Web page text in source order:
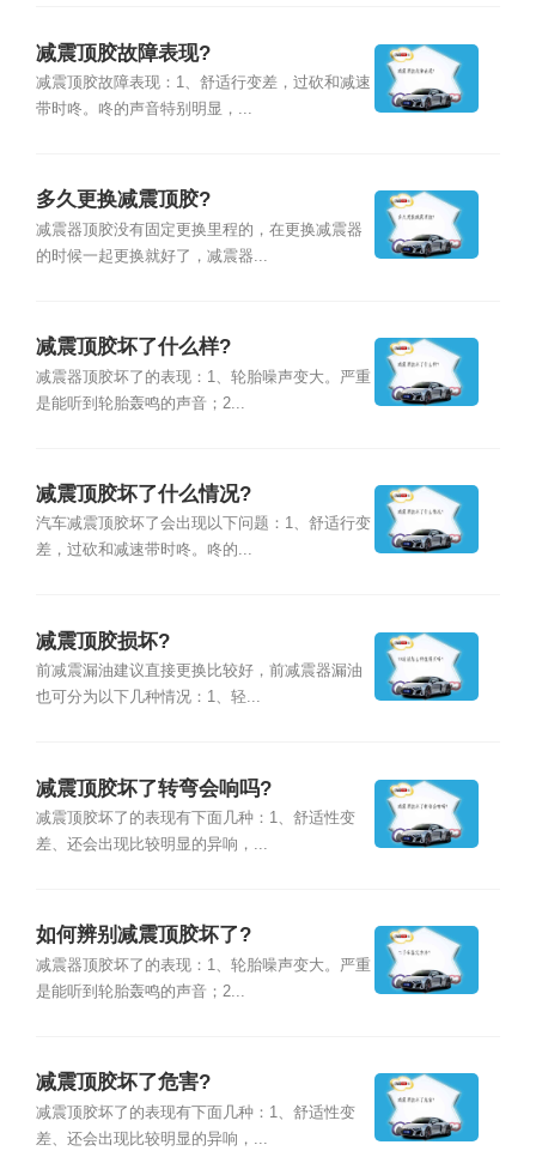
减震顶胶故障表现?
减震顶胶故障表现：1、舒适行变差，过砍和减速
带时咚。咚的声音特别明显，...
多久更换减震顶胶?
减震器顶胶没有固定更换里程的，在更换减震器
的时候一起更换就好了，减震器...
减震顶胶坏了什么样?
减震器顶胶坏了的表现：1、轮胎噪声变大。严重
是能听到轮胎轰鸣的声音；2...
减震顶胶坏了什么情况?
汽车减震顶胶坏了会出现以下问题：1、舒适行变
差，过砍和减速带时咚。咚的...
减震顶胶损坏?
前减震漏油建议直接更换比较好，前减震器漏油
也可分为以下几种情况：1、轻...
减震顶胶坏了转弯会响吗?
减震顶胶坏了的表现有下面几种：1、舒适性变
差、还会出现比较明显的异响，...
如何辨别减震顶胶坏了?
减震器顶胶坏了的表现：1、轮胎噪声变大。严重
是能听到轮胎轰鸣的声音；2...
减震顶胶坏了危害?
减震顶胶坏了的表现有下面几种：1、舒适性变
差、还会出现比较明显的异响，...